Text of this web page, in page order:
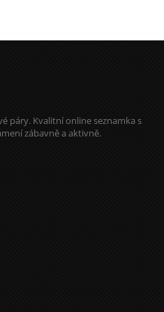
páry. Kvalitní online seznamka s
zábavně a aktivně.